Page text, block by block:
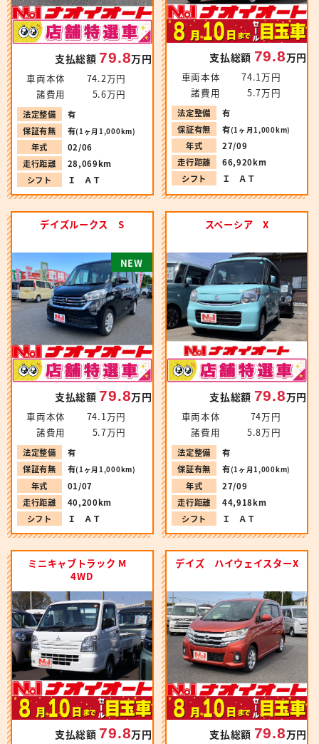
支払総額 79.8万円
車両本体
74.2万円
諸費用
5.6万円
法定整備
有
保証有無
有(1ヶ月1,000km)
年式
02/06
走行距離
28,069km
シフト
Ｉ ＡＴ
支払総額 79.8万円
車両本体
74.1万円
諸費用
5.7万円
法定整備
有
保証有無
有(1ヶ月1,000km)
年式
27/09
走行距離
66,920km
シフト
Ｉ ＡＴ
デイズルークス S
N E W
支払総額 79.8万円
車両本体
74.1万円
諸費用
5.7万円
法定整備
有
保証有無
有(1ヶ月1,000km)
年式
01/07
走行距離
40,200km
シフト
Ｉ ＡＴ
スペーシア X
支払総額 79.8万円
車両本体
74万円
諸費用
5.8万円
法定整備
有
保証有無
有(1ヶ月1,000km)
年式
27/09
走行距離
44,918km
シフト
Ｉ ＡＴ
ミニキャブトラック M
4WD
支払総額 79.8万円
デイズ ハイウェイスターX
支払総額 79.8万円